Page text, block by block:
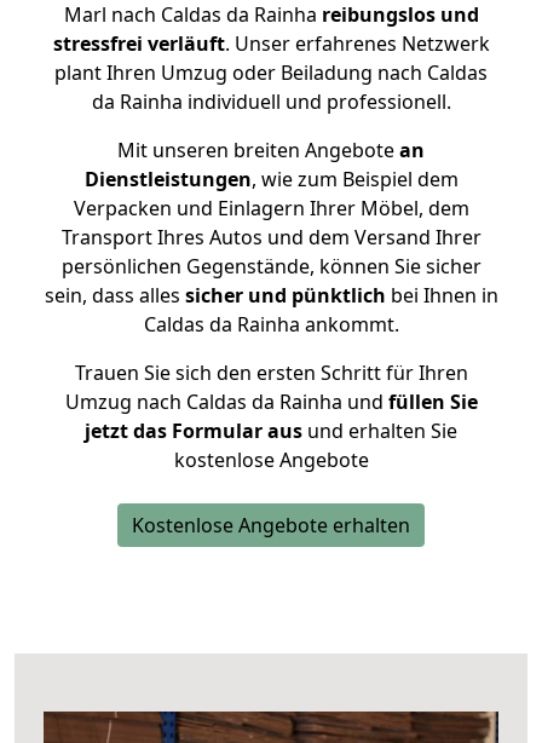
Marl nach Caldas da Rainha reibungslos und
stressfrei verläuft. Unser erfahrenes Netzwerk
plant Ihren Umzug oder Beiladung nach Caldas
da Rainha individuell und professionell.
Mit unseren breiten Angebotean
Dienstleistungen, wie zum Beispiel dem
Verpacken und Einlagern Ihrer Möbel, dem
Transport Ihres Autos und dem Versand Ihrer
persönlichen Gegenstände, können Sie sicher
sein, dass alles sicher und pünktlich bei Ihnen in
Caldas da Rainha ankommt.
Trauen Sie sich den ersten Schritt für Ihren
Umzug nach Caldas da Rainha und füllen Sie
jetzt das Formular aus und erhalten Sie
kostenlose Angebote
Kostenlose Angebote erhalten